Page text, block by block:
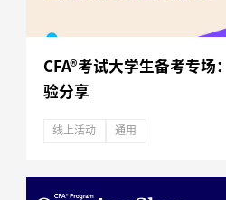
CFA®考试大学生备考专场
验分享
线上活动 通用